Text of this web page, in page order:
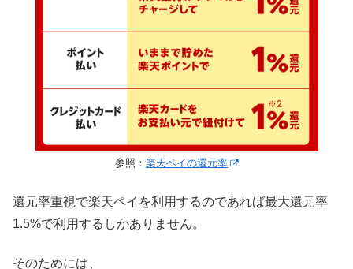
参照： 楽天ペイの還元率
還元率重視で楽天ペイを利用するのであれば最大還元率
1.5%で利用するしかありません。
そのためには、